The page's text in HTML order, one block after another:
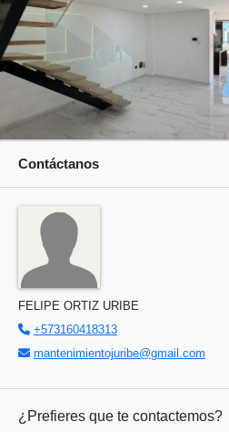
Contáctanos
FELIPE ORTIZ URIBE
+573160418313
mantenimientojuribe@gmail.com
¿Prefieres que te contactemos?